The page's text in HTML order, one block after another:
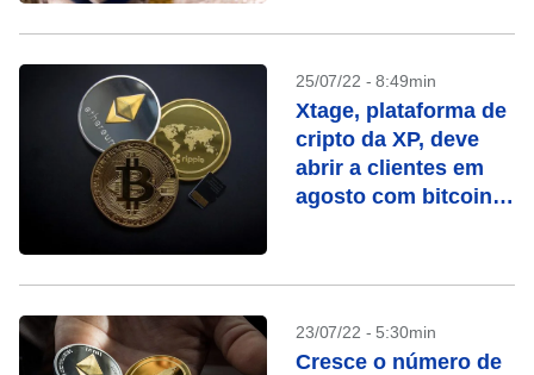
25/07/22 - 8:49min
Xtage, plataforma de
cripto da XP, deve
abrir a clientes em
agosto com bitcoin e
23/07/22 - 5:30min
Cresce o número de